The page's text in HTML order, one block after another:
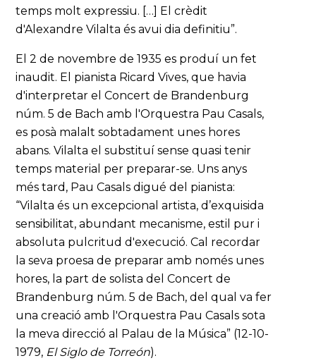
temps molt expressiu. […] El crèdit
d'Alexandre Vilalta és avui dia definitiu”.
El 2 de novembre de 1935 es produí un fet
inaudit. El pianista Ricard Vives, que havia
d'interpretar el Concert de Brandenburg
núm. 5 de Bach amb l'Orquestra Pau Casals,
es posà malalt sobtadament unes hores
abans. Vilalta el substituí sense quasi tenir
temps material per preparar-se. Uns anys
més tard, Pau Casals digué del pianista:
“Vilalta és un excepcional artista, d’exquisida
sensibilitat, abundant mecanisme, estil pur i
absoluta pulcritud d'execució. Cal recordar
la seva proesa de preparar amb només unes
hores, la part de solista del Concert de
Brandenburg núm. 5 de Bach, del qual va fer
una creació amb l'Orquestra Pau Casals sota
la meva direcció al Palau de la Música” (12-10-
1979, El Siglo de Torreón).